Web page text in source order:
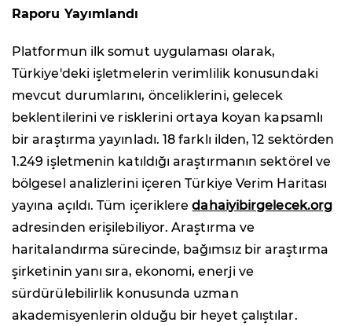
Raporu Yayımlandı
Platformun ilk somut uygulaması olarak,
Türkiye'deki işletmelerin verimlilik konusundaki
mevcut durumlarını, önceliklerini, gelecek
beklentilerini ve risklerini ortaya koyan kapsamlı
bir araştırma yayınladı. 18 farklı ilden, 12 sektörden
1.249 işletmenin katıldığı araştırmanın sektörel ve
bölgesel analizlerini içeren Türkiye Verim Haritası
yayına açıldı. Tüm içerikleredahaiyibirgelecek.org
adresinden erişilebiliyor. Araştırma ve
haritalandırma sürecinde, bağımsız bir araştırma
şirketinin yanı sıra, ekonomi, enerji ve
sürdürülebilirlik konusunda uzman
akademisyenlerin olduğu bir heyet çalıştılar.